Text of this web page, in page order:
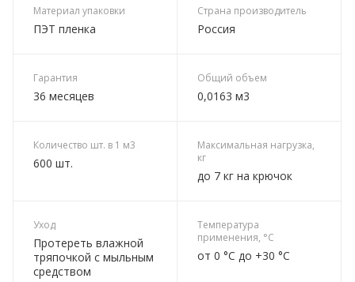
Материал упаковки
ПЭТ пленка
Страна производитель
Россия
Гарантия
36 месяцев
Общий объем
0,0163 м3
Количество шт. в 1 м3
600 шт.
Максимальная нагрузка,
кг
до 7 кг на крючок
Уход
Протереть влажной
тряпочкой с мыльным
средством
Температура
применения, °C
от 0 °C до +30 °C